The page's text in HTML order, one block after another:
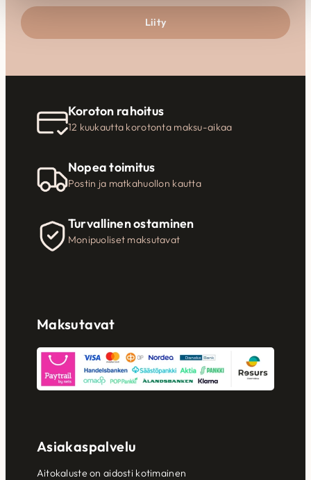
Liity
Koroton rahoitus
12 kuukautta korotonta maksu-aikaa
Nopea toimitus
Postin ja matkahuollon kautta
Turvallinen ostaminen
Monipuoliset maksutavat
Maksutavat
Asiakaspalvelu
Aitokaluste on aidosti kotimainen